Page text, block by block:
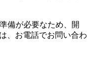
備が必要なため、開
、お電話でお問い合わ